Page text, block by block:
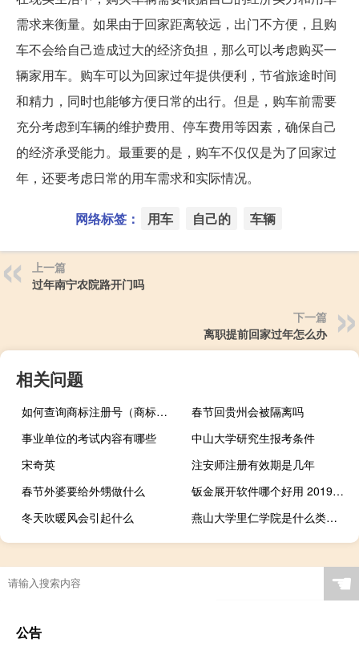
需求来衡量。如果由于回家距离较远，出门不方便，且购
车不会给自己造成过大的经济负担，那么可以考虑购买一
辆家用车。购车可以为回家过年提供便利，节省旅途时间
和精力，同时也能够方便日常的出行。但是，购车前需要
充分考虑到车辆的维护费用、停车费用等因素，确保自己
的经济承受能力。最重要的是，购车不仅仅是为了回家过
年，还要考虑日常的用车需求和实际情况。
网络标签： 用车 自己的 车辆
上一篇
过年南宁农院路开门吗
下一篇
离职提前回家过年怎么办
相关问题
如何查询商标注册号（商标注册号查询）
春节回贵州会被隔离吗
事业单位的考试内容有哪些
中山大学研究生报考条件
宋奇英
注安师注册有效期是几年
春节外婆要给外甥做什么
钣金展开软件哪个好用 2019（钣金展开软件哪个好）
冬天吹暖风会引起什么
燕山大学里仁学院是什么类别的学校
☚
公告